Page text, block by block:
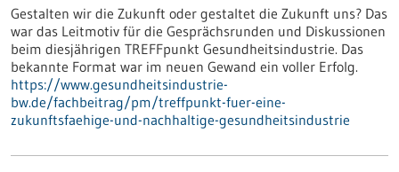
Gestalten wir die Zukunft oder gestaltet die Zukunft uns? Das
war das Leitmotiv für die Gesprächsrunden und Diskussionen
beim diesjährigen TREFFpunkt Gesundheitsindustrie. Das
bekannte Format war im neuen Gewand ein voller Erfolg.
https://www.gesundheitsindustrie-
bw.de/fachbeitrag/pm/treffpunkt-fuer-eine-
zukunftsfaehige-und-nachhaltige-gesundheitsindustrie